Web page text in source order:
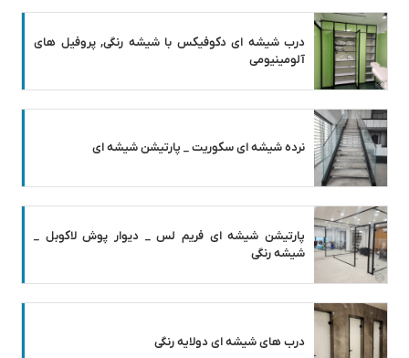
درب شیشه ای دکوفیکس با شیشه رنگی, پروفیل های
آلومینیومی
نرده شیشه ای سکوریت _ پارتیشن شیشه ای
پارتیشن شیشه ای فریم لس _ دیوار پوش لاکوبل _
شیشه رنگی
درب های شیشه ای دولایه رنگی